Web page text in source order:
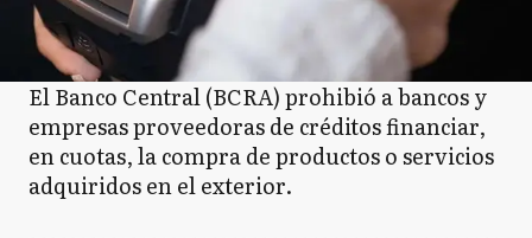
El Banco Central (BCRA) prohibió a bancos y
empresas proveedoras de créditos financiar,
en cuotas, la compra de productos o servicios
adquiridos en el exterior.